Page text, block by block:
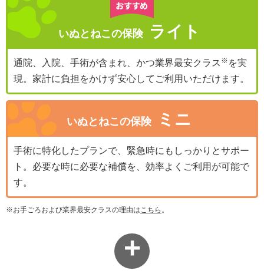
いぬとねこの保険 ライト
通院、入院、手術が含まれ、かつ業界最安クラス
を実
現。家計に負担をかけず安心してご利用いただけます。
いぬとねこの保険 ミニ
手術に特化したプランで、緊急時にもしっかりとサポー
ト。必要な時に必要な補償を、効率よくご利用が可能で
す。
※お手ごろおよび業界最安クラスの理由は こちら 。
+